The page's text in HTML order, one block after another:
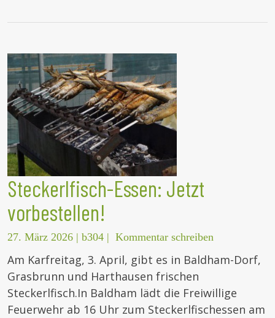
Steckerlfisch-Essen: Jetzt
vorbestellen!
27. März 2026 | b304 | Kommentar schreiben
Am Karfreitag, 3. April, gibt es in Baldham-Dorf,
Grasbrunn und Harthausen frischen
Steckerlfisch.In Baldham lädt die Freiwillige
Feuerwehr ab 16 Uhr zum Steckerlfischessen am